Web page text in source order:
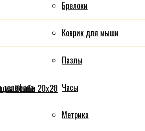
Комби 20x20
телефона
Брелоки
Коврик для мыши
Пазлы
Часы
Метрика